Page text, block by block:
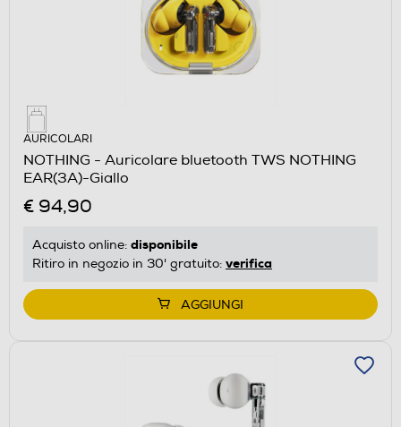
AURICOLARI
NOTHING - Auricolare bluetooth TWS NOTHING
EAR(3A)-Giallo
€ 94,90
Acquisto online: disponibile
Ritiro in negozio in 30' gratuito: verifica
AGGIUNGI